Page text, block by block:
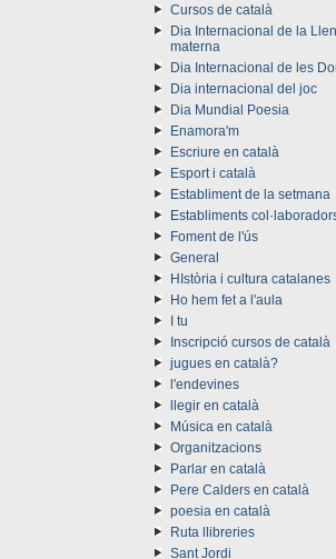
Cursos de català
Dia Internacional de la
materna
Dia Internacional de les
Dia internacional del joc
Dia Mundial Poesia
Enamora'm
Escriure en català
Esport i català
Establiment de la setmana
Establiments
Foment de l'ús
General
HIstòria i cultura catalanes
Ho hem fet a l'aula
I tu
Inscripció cursos de català
jugues en català?
l'endevines
llegir en català
Música en català
Organitzacions
Parlar en català
Pere Calders en català
poesia en català
Ruta llibreries
Sant Jordi